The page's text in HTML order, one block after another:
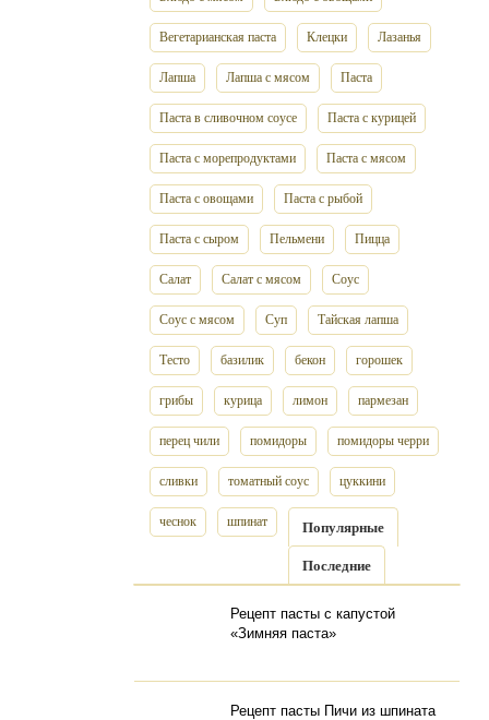
Вегетарианская паста Клецки Лазанья
Лапша Лапша с мясом Паста
Паста в сливочном соусе Паста с курицей
Паста с морепродуктами Паста с мясом
Паста с овощами Паста с рыбой
Паста с сыром Пельмени Пицца
Салат Салат с мясом Соус
Соус с мясом Суп Тайская лапша
Тесто базилик бекон горошек
грибы курица лимон пармезан
перец чили помидоры помидоры черри
сливки томатный соус цуккини
чеснок шпинат Популярные
Последние
Рецепт пасты с капустой
«Зимняя паста»
Рецепт пасты Пичи из шпината